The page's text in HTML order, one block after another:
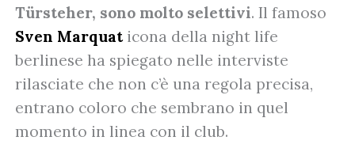
Türsteher, sono molto selettivi. Il famoso
Sven Marquaticona della night life
berlinese ha spiegato nelle interviste
rilasciate che non c’è una regola precisa,
entrano coloro che sembrano in quel
momento in linea con il club.